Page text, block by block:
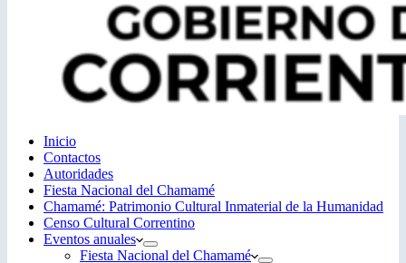
Inicio
Contactos
Autoridades
Fiesta Nacional del Chamamé
Chamamé: Patrimonio Cultural Inmaterial de la Humanidad
Censo Cultural Correntino
Eventos anuales
Fiesta Nacional del Chamamé